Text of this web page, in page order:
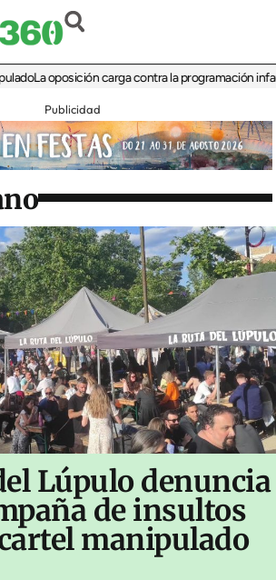
oposición carga contra la programación infantil de
Publicidad
Lúpulo denuncia
de insultos
manipulado